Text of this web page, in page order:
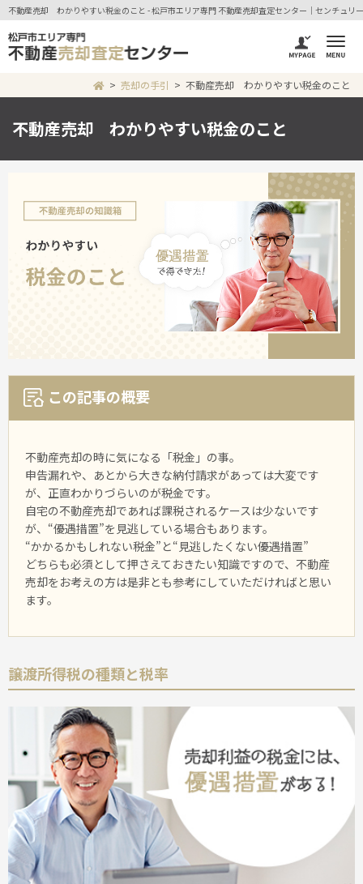
不動産売却 わかりやすい税金のこと - 松戸市エリア専門 不動産売却査定センター｜センチュリ
売却の手引 不動産売却 わかりやすい税金のこと
不動産売却 わかりやすい税金のこと
この記事の概要
不動産売却の時に気になる「税金」の事。
申告漏れや、あとから大きな納付請求があっては大変です
が、正直わかりづらいのが税金です。
自宅の不動産売却であれば課税されるケースは少ないです
が、“優遇措置”を見逃している場合もあります。
“かかるかもしれない税金”と“見逃したくない優遇措置”
どちらも必須として押さえておきたい知識ですので、不動産
売却をお考えの方は是非とも参考にしていただければと思い
ます。
譲渡所得税の種類と税率